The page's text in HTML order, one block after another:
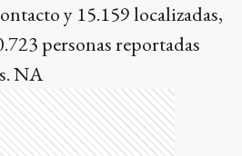
y 15.159 localizadas,
personas reportadas
NA